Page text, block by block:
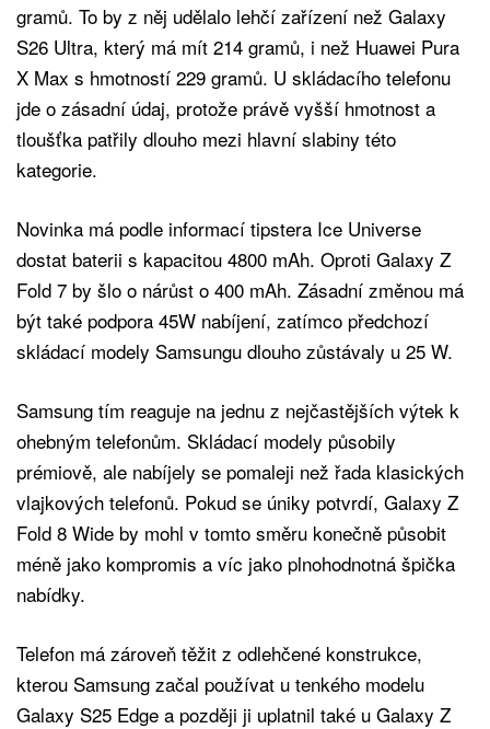
gramů. To by z něj udělalo lehčí zařízení než Galaxy
S26 Ultra, který má mít 214 gramů, i než Huawei Pura
X Max s hmotností 229 gramů. U skládacího telefonu
jde o zásadní údaj, protože právě vyšší hmotnost a
tloušťka patřily dlouho mezi hlavní slabiny této
kategorie.
Novinka má podle informací tipstera Ice Universe
dostat baterii s kapacitou 4800 mAh. Oproti Galaxy Z
Fold 7 by šlo o nárůst o 400 mAh. Zásadní změnou má
být také podpora 45W nabíjení, zatímco předchozí
skládací modely Samsungu dlouho zůstávaly u 25 W.
Samsung tím reaguje na jednu z nejčastějších výtek k
ohebným telefonům. Skládací modely působily
prémiově, ale nabíjely se pomaleji než řada klasických
vlajkových telefonů. Pokud se úniky potvrdí, Galaxy Z
Fold 8 Wide by mohl v tomto směru konečně působit
méně jako kompromis a víc jako plnohodnotná špička
nabídky.
Telefon má zároveň těžit z odlehčené konstrukce,
kterou Samsung začal používat u tenkého modelu
Galaxy S25 Edge a později ji uplatnil také u Galaxy Z